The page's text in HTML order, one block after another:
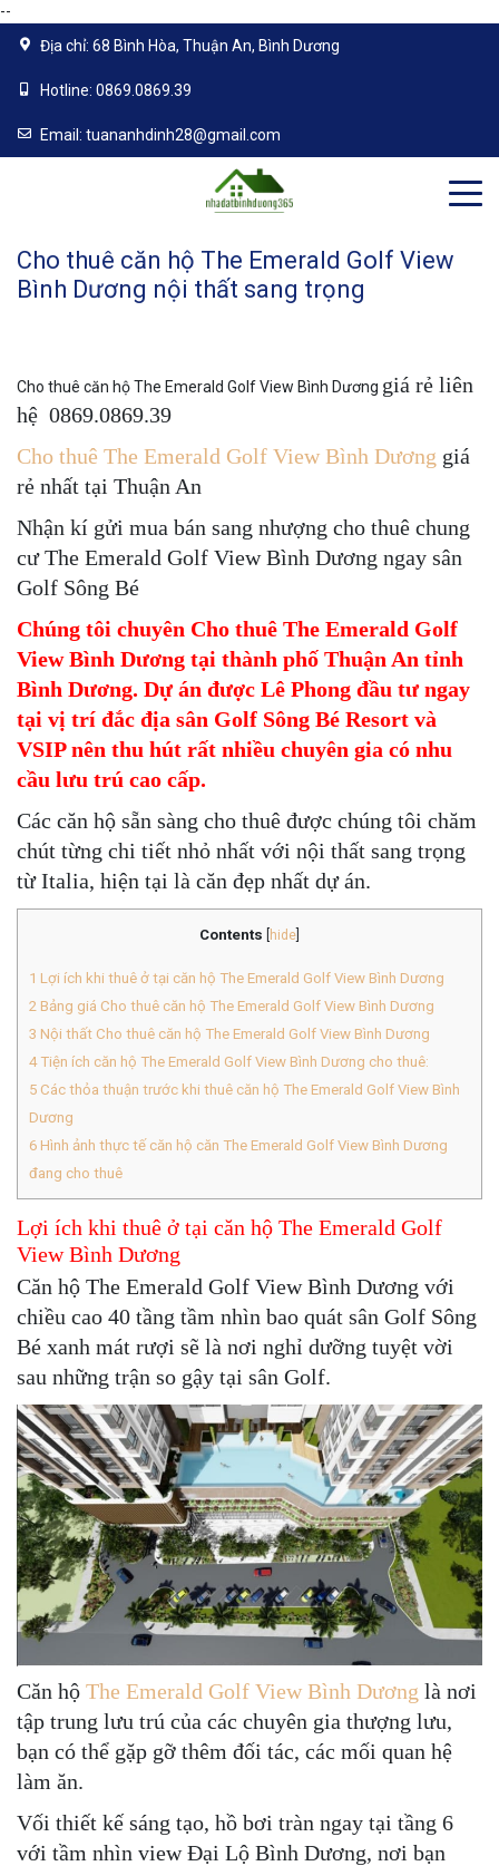
--
Địa chỉ: 68 Bình Hòa, Thuận An, Bình Dương
Hotline: 0869.0869.39
Email: tuananhdinh28@gmail.com
Cho thuê căn hộ The Emerald Golf View
Bình Dương nội thất sang trọng
Cho thuê căn hộ The Emerald Golf View Bình Dương giá rẻ liên
hệ 0869.0869.39
Cho thuê The Emerald Golf View Bình Dương giá
rẻ nhất tại Thuận An
Nhận kí gửi mua bán sang nhượng cho thuê chung
cư The Emerald Golf View Bình Dương ngay sân
Golf Sông Bé
Chúng tôi chuyên Cho thuê The Emerald Golf
View Bình Dương tại thành phố Thuận An tỉnh
Bình Dương. Dự án được Lê Phong đầu tư ngay
tại vị trí đắc địa sân Golf Sông Bé Resort và
VSIP nên thu hút rất nhiều chuyên gia có nhu
cầu lưu trú cao cấp.
Các căn hộ sẵn sàng cho thuê được chúng tôi chăm
chút từng chi tiết nhỏ nhất với nội thất sang trọng
từ Italia, hiện tại là căn đẹp nhất dự án.
Contents hide
1 Lợi ích khi thuê ở tại căn hộ The Emerald Golf View Bình Dương
2 Bảng giá Cho thuê căn hộ The Emerald Golf View Bình Dương
3 Nội thất Cho thuê căn hộ The Emerald Golf View Bình Dương
4Tiện ích căn hộ The Emerald Golf View Bình Dương cho thuê:
5 Các thỏa thuận trước khi thuê căn hộ The Emerald Golf View Bình
Dương
6 Hình ảnh thực tế căn hộ căn The Emerald Golf View Bình Dương
đang cho thuê
Lợi ích khi thuê ở tại căn hộ The Emerald Golf
View Bình Dương
Căn hộ The Emerald Golf View Bình Dương với
chiều cao 40 tầng tầm nhìn bao quát sân Golf Sông
Bé xanh mát rượi sẽ là nơi nghỉ dưỡng tuyệt vời
sau những trận so gậy tại sân Golf.
Căn hộ The Emerald Golf View Bình Dương là nơi
tập trung lưu trú của các chuyên gia thượng lưu,
bạn có thể gặp gỡ thêm đối tác, các mối quan hệ
làm ăn.
Vối thiết kế sáng tạo, hồ bơi tràn ngay tại tầng 6
với tầm nhìn view Đại Lộ Bình Dương, nơi bạn